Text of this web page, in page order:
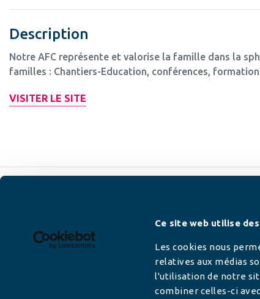
Ce site web utilise
Les cookies nous
relatives aux médias
l'utilisation de notre
combiner celles-ci
Description
Notre AFC représente et valorise la famille dans la
familles : Chantiers-Education, conférences,
VISITER LE SITE
Newsletter